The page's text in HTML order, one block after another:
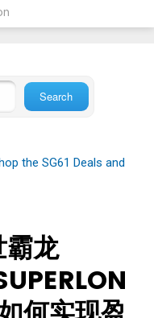
the SG61 Deals and
龙